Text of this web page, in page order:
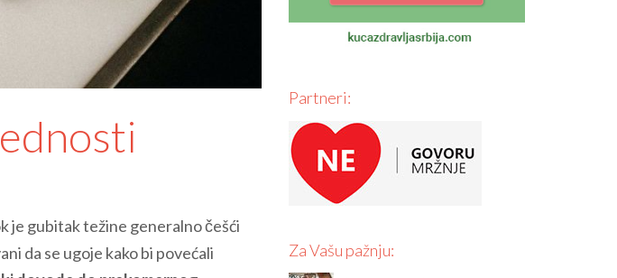
je gubitak težine generalno češći
da se ugoje kako bi povećali
Partneri:
Za Vašu pažnju: